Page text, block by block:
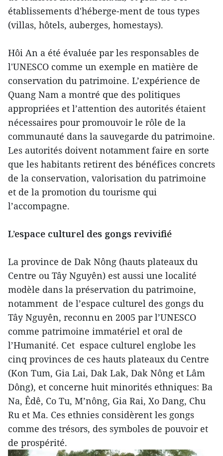
établissements d'héberge-ment de tous types
(villas, hôtels, auberges, homestays).
Hôi An a été évaluée par les responsables de
l'UNESCO comme un exemple en matière de
conservation du patrimoine. L’expérience de
Quang Nam a montré que des politiques
appropriées et l’attention des autorités étaient
nécessaires pour promouvoir le rôle de la
communauté dans la sauvegarde du patrimoine.
Les autorités doivent notamment faire en sorte
que les habitants retirent des bénéfices concrets
de la conservation, valorisation du patrimoine
et de la promotion du tourisme qui
l’accompagne.
L’espace culturel des gongs revivifié
La province de Dak Nông (hauts plateaux du
Centre ou Tây Nguyên) est aussi une localité
modèle dans la préservation du patrimoine,
notamment de l’espace culturel des gongs du
Tây Nguyên, reconnu en 2005 par l’UNESCO
comme patrimoine immatériel et oral de
l’Humanité. Cet espace culturel englobe les
cinq provinces de ces hauts plateaux du Centre
(Kon Tum, Gia Lai, Dak Lak, Dak Nông et Lâm
Dông), et concerne huit minorités ethniques: Ba
Na, Êdê, Co Tu, M’nông, Gia Rai, Xo Dang, Chu
Ru et Ma. Ces ethnies considèrent les gongs
comme des trésors, des symboles de pouvoir et
de prospérité.